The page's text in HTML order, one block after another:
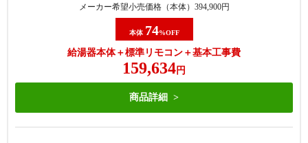
メーカー希望小売価格（本体） 394,900円
本体 74%OFF
給湯器本体＋標準リモコン＋基本工事費
159,634 円
商品詳細